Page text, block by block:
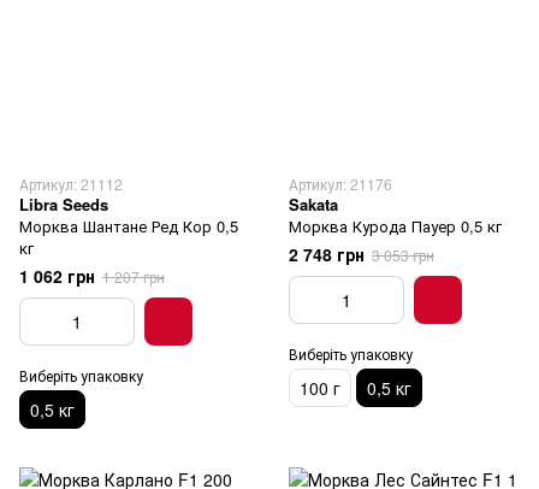
Артикул: 21112
Libra Seeds
Морква Шантане Ред Кор 0,5
кг
1 062 грн 1 207 грн
Виберіть упаковку
0,5 кг
Артикул: 21176
Sakata
Морква Курода Пауер 0,5 кг
2 748 грн 3 053 грн
Виберіть упаковку
100 г 0,5 кг